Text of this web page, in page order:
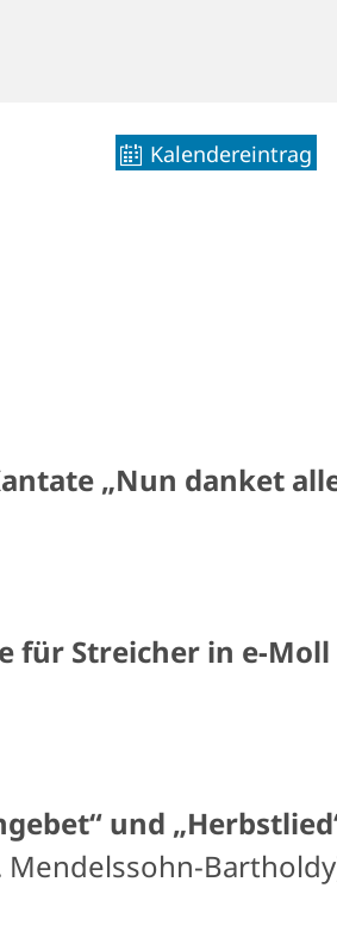
Kalendereintrag
„Nun danket
für Streicher in e-Moll
und
Mendelssohn-